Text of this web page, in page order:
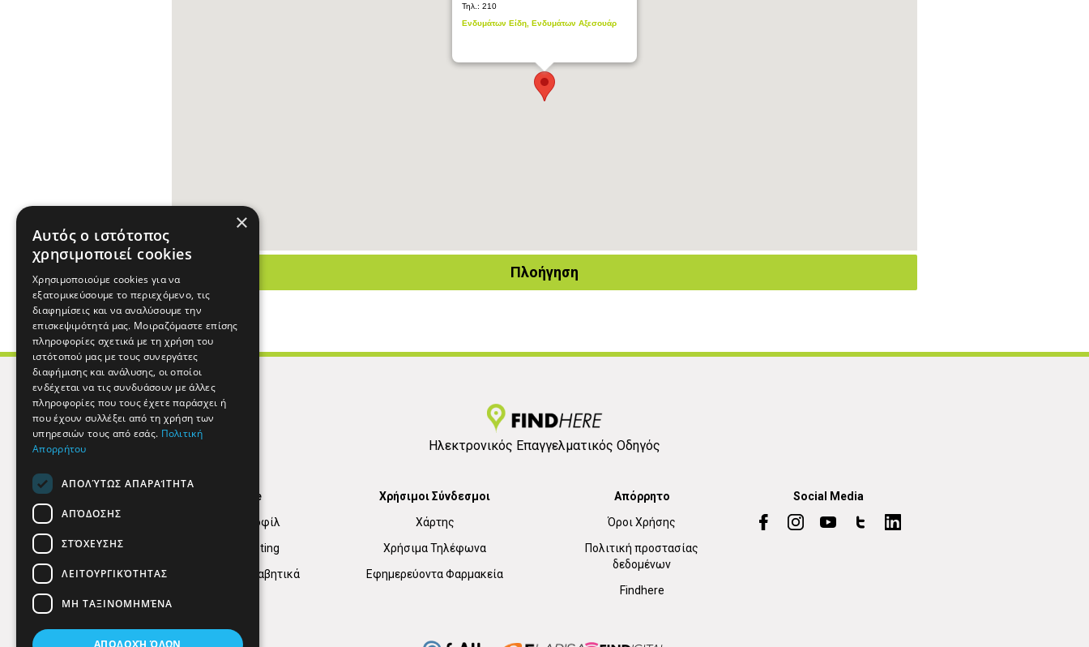
Τηλ.: 210
Ενδυμάτων Είδη, Ενδυμάτων Αξεσουάρ
Πλοήγηση
Ηλεκτρονικός Επαγγελματικός Οδηγός
Find Here
Εταιρικό Προφίλ
Digital marketing
Κατηγορίες Αλφαβητικά
Χρήσιμοι Σύνδεσμοι
Χάρτης
Χρήσιμα Τηλέφωνα
Εφημερεύοντα Φαρμακεία
Απόρρητο
Όροι Χρήσης
Πολιτική προστασίας
δεδομένων
Findhere
Social Media
×
Αυτός ο ιστότοπος
χρησιμοποιεί cookies
Χρησιμοποιούμε cookies για να
εξατομικεύσουμε το περιεχόμενο, τις
διαφημίσεις και να αναλύσουμε την
επισκεψιμότητά μας. Μοιραζόμαστε επίσης
πληροφορίες σχετικά με τη χρήση του
ιστότοπού μας με τους συνεργάτες
διαφήμισης και ανάλυσης, οι οποίοι
ενδέχεται να τις συνδυάσουν με άλλες
πληροφορίες που τους έχετε παράσχει ή
που έχουν συλλέξει από τη χρήση των
υπηρεσιών τους από εσάς. Πολιτική
Απορρήτου
ΑΠΟΛΎΤΩΣ ΑΠΑΡΑΊΤΗΤΑ
ΑΠΌΔΟΣΗΣ
ΣΤΌΧΕΥΣΗΣ
ΛΕΙΤΟΥΡΓΙΚΌΤΗΤΑΣ
ΜΗ ΤΑΞΙΝΟΜΗΜΈΝΑ
ΑΠΟΔΟΧΉ ΌΛΩΝ